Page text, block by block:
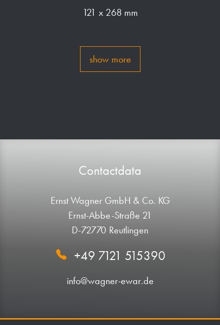
121 x 268 mm
show more
Contactdata
Ernst Wagner GmbH & Co. KG
Ernst-Abbe-Straße 21
D-72770 Reutlingen
+49 7121 515390
info@wagner-ewar.de